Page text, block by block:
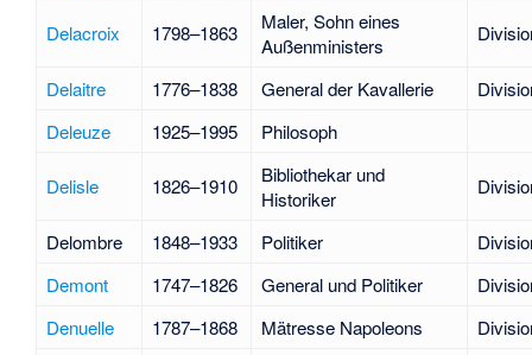
Delacroix 1798–1863
Maler, Sohn eines
Außenministers
Delaitre 1776–1838 General der Kavallerie
Deleuze
1925–1995 Philosoph
Delisle 1826–1910
Bibliothekar und
Historiker
Delombre 1848–1933 Politiker
Demont
1747–1826 General und Politiker
Denuelle
1787–1868 Mätresse Napoleons